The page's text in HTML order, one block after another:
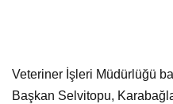
Veteriner İşleri Müdürlüğü
Başkan Selvitopu,